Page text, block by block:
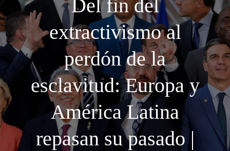
Del fin del
extractivismo al
perdón de la
esclavitud: Europa y
América Latina
repasan su pasado |